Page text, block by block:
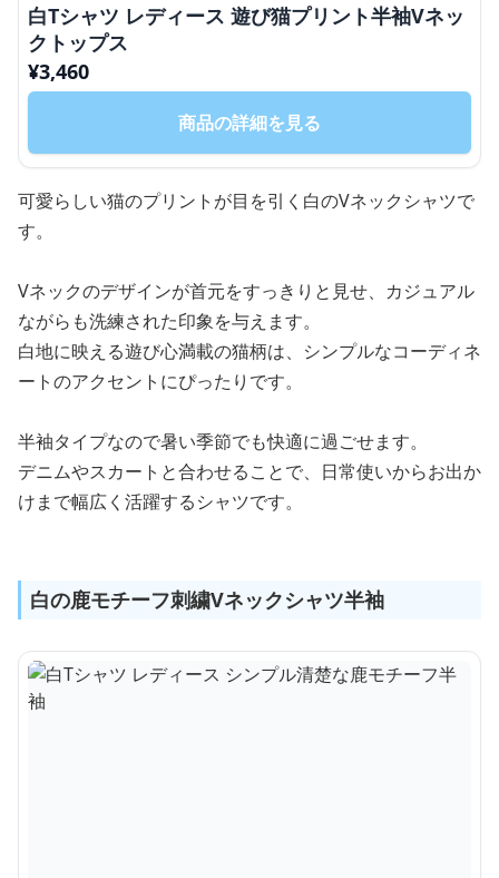
白Tシャツ レディース 遊び猫プリント半袖Vネッ
クトップス
¥3,460
商品の詳細を見る
可愛らしい猫のプリントが目を引く白のVネックシャツで
す。
Vネックのデザインが首元をすっきりと見せ、カジュアル
ながらも洗練された印象を与えます。
白地に映える遊び心満載の猫柄は、シンプルなコーディネ
ートのアクセントにぴったりです。
半袖タイプなので暑い季節でも快適に過ごせます。
デニムやスカートと合わせることで、日常使いからお出か
けまで幅広く活躍するシャツです。
白の鹿モチーフ刺繍Vネックシャツ半袖